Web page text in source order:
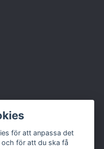
för att anpassa det
för att du ska få